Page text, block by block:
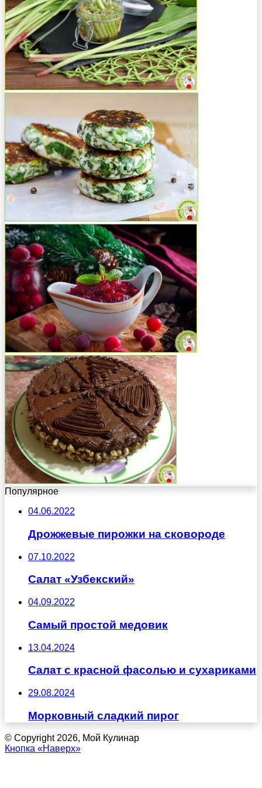
Популярное
04.06.2022
Дрожжевые пирожки на сковороде
07.10.2022
Салат «Узбекский»
04.09.2022
Самый простой медовик
13.04.2024
Салат с красной фасолью и сухариками
29.08.2024
Морковный сладкий пирог
© Copyright 2026, Мой Кулинар
Кнопка «Наверх»